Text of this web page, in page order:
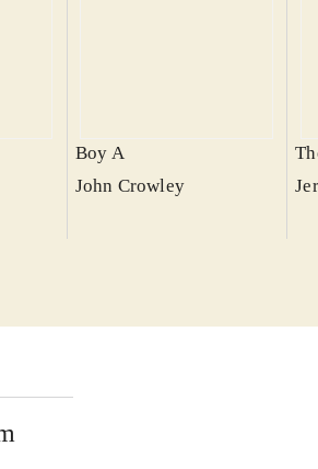
Boy A
John Crowley